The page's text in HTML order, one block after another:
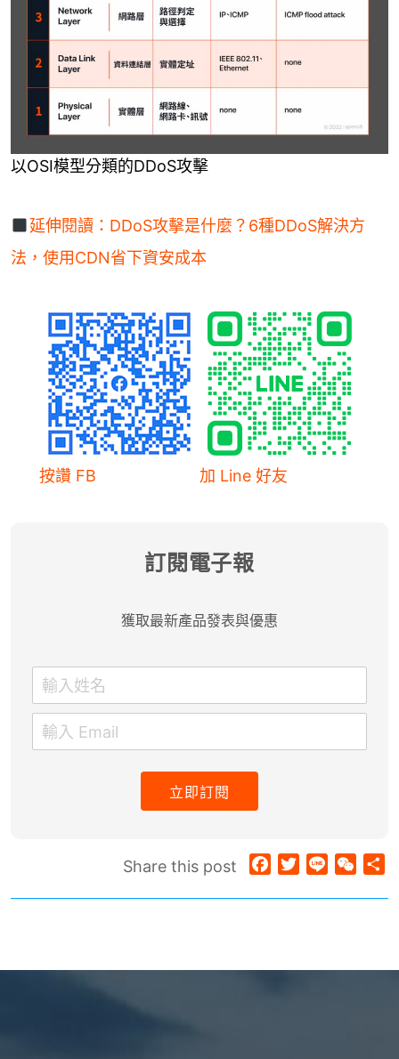
以OSI模型分類的DDoS攻擊
延伸閱讀：DDoS攻擊是什麼？6種DDoS解決方
法，使用CDN省下資安成本
按讚 FB 加 Line 好友
訂閱電子報
獲取最新產品發表與優惠
立即訂閱
Share this post FacebookTwitterLine